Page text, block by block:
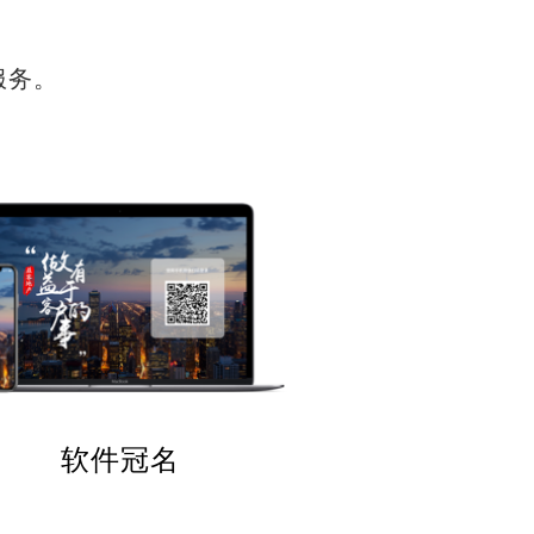
。
软件冠名